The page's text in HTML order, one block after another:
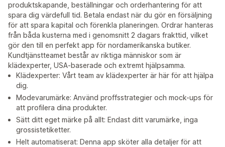
produktskapande, beställningar och orderhantering för att
spara dig värdefull tid. Betala endast när du gör en försäljning
för att spara kapital och förenkla planeringen. Ordrar hanteras
från båda kusterna med i genomsnitt 2 dagars frakttid, vilket
gör den till en perfekt app för nordamerikanska butiker.
Kundtjänstteamet består av riktiga människor som är
klädexperter, USA-baserade och extremt hjälpsamma.
Klädexperter: Vårt team av klädexperter är här för att hjälpa
dig.
Modevarumärke: Använd proffsstrategier och mock-ups för
att profilera dina produkter.
Sätt ditt eget märke på allt: Endast ditt varumärke, inga
grossistetiketter.
Helt automatiserat: Denna app sköter alla detaljer för att